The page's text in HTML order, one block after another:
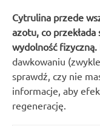
Cytrulina przede
azotu, co
wydolność fizyczną.
dawkowaniu
sprawdź, czy nie
informacje, aby
regenerację.